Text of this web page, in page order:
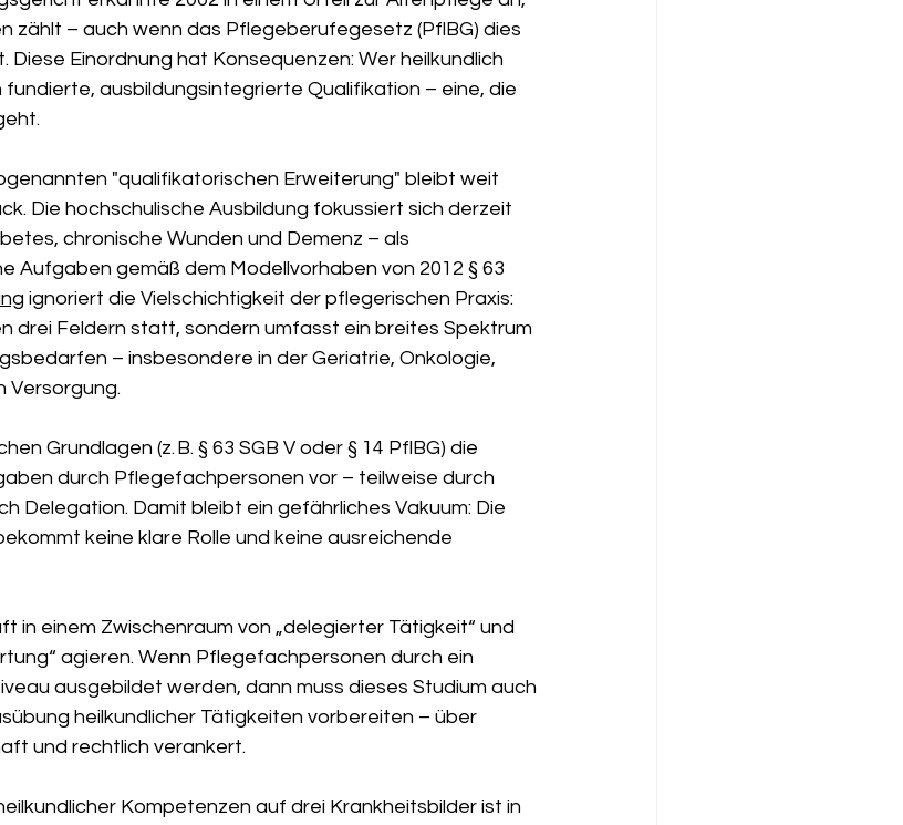
zählt – auch wenn das Pflegeberufegesetz (PflBG) dies
Einordnung hat Konsequenzen: Wer heilkundlich
ausbildungsintegrierte Qualifikation – eine, die
"qualifikatorischen Erweiterung" bleibt weit
Die hochschulische Ausbildung fokussiert sich derzeit
chronische Wunden und Demenz – als
Aufgaben gemäß dem Modellvorhaben von 2012 § 63
ignoriert die Vielschichtigkeit der pflegerischen Praxis:
drei Feldern statt, sondern umfasst ein breites Spektrum
– insbesondere in der Geriatrie, Onkologie,
Versorgung.
Grundlagen (z. B. § 63 SGB V oder § 14 PflBG) die
durch Pflegefachpersonen vor – teilweise durch
Delegation. Damit bleibt ein gefährliches Vakuum: Die
keine klare Rolle und keine ausreichende
in einem Zwischenraum von „delegierter Tätigkeit“ und
agieren. Wenn Pflegefachpersonen durch ein
ausgebildet werden, dann muss dieses Studium auch
heilkundlicher Tätigkeiten vorbereiten – über
und rechtlich verankert.
Kompetenzen auf drei Krankheitsbilder ist in